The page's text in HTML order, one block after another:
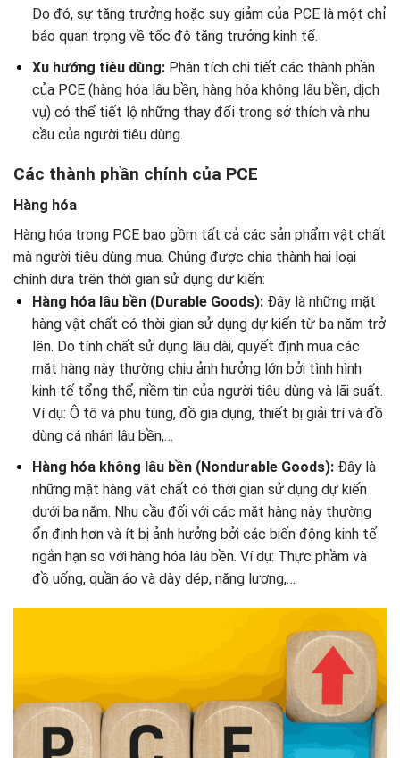
Do đó, sự tăng trưởng hoặc suy giảm của PCE là một chỉ
báo quan trọng về tốc độ tăng trưởng kinh tế.
Xu hướng tiêu dùng:Phân tích chi tiết các thành phần
của PCE (hàng hóa lâu bền, hàng hóa không lâu bền, dịch
vụ) có thể tiết lộ những thay đổi trong sở thích và nhu
cầu của người tiêu dùng.
Các thành phần chính của PCE
Hàng hóa
Hàng hóa trong PCE bao gồm tất cả các sản phẩm vật chất
mà người tiêu dùng mua. Chúng được chia thành hai loại
chính dựa trên thời gian sử dụng dự kiến:
Hàng hóa lâu bền (Durable Goods):Đây là những mặt
hàng vật chất có thời gian sử dụng dự kiến từ ba năm trở
lên. Do tính chất sử dụng lâu dài, quyết định mua các
mặt hàng này thường chịu ảnh hưởng lớn bởi tình hình
kinh tế tổng thể, niềm tin của người tiêu dùng và lãi suất.
Ví dụ: Ô tô và phụ tùng, đồ gia dụng, thiết bị giải trí và đồ
dùng cá nhân lâu bền,…
Hàng hóa không lâu bền (Nondurable Goods):Đây là
những mặt hàng vật chất có thời gian sử dụng dự kiến
dưới ba năm. Nhu cầu đối với các mặt hàng này thường
ổn định hơn và ít bị ảnh hưởng bởi các biến động kinh tế
ngắn hạn so với hàng hóa lâu bền. Ví dụ: Thực phầm và
đồ uống, quần áo và dày dép, năng lượng,…